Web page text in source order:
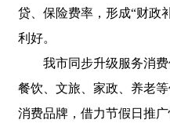
贷、保险费率，形成“财政
利好。
我市同步升级服务消费
餐饮、文旅、家政、养老
消费品牌，借力节假日推